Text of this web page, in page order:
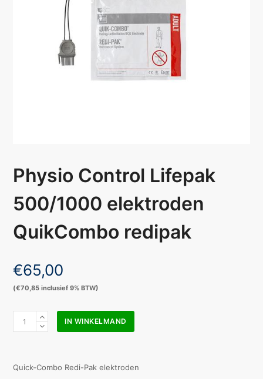
Physio Control Lifepak
500/1000 elektroden
QuikCombo redipak
€65,00
(€70,85 inclusief 9% BTW)
elektroden
IN WINKELMAND
Quick-Combo Redi-Pak elektroden